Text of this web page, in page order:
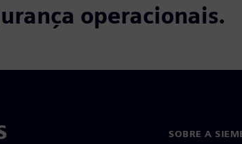
operacionais.
SOBRE A